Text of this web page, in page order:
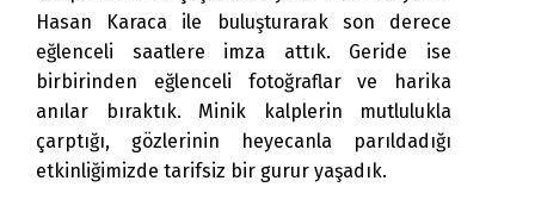
Hasan Karaca ile buluşturarak son derece
eğlenceli saatlere imza attık. Geride ise
birbirinden eğlenceli fotoğraflar ve harika
anılar bıraktık. Minik kalplerin mutlulukla
çarptığı, gözlerinin heyecanla parıldadığı
etkinliğimizde tarifsiz bir gurur yaşadık.